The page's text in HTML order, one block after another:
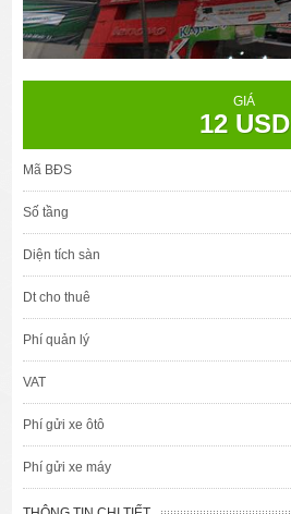
GIÁ
12 USD
Mã BĐS
Số tầng
Diện tích sàn
Dt cho thuê
Phí quản lý
VAT
Phí gửi xe ôtô
Phí gửi xe máy